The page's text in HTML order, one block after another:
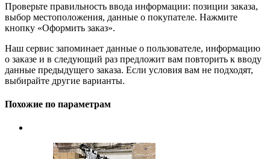
Проверьте правильность ввода информации: позиции заказа,
выбор местоположения, данные о покупателе. Нажмите
кнопку «Оформить заказ».
Наш сервис запоминает данные о пользователе, информацию
о заказе и в следующий раз предложит вам повторить к вводу
данные предыдущего заказа. Если условия вам не подходят,
выбирайте другие варианты.
Похожие по параметрам